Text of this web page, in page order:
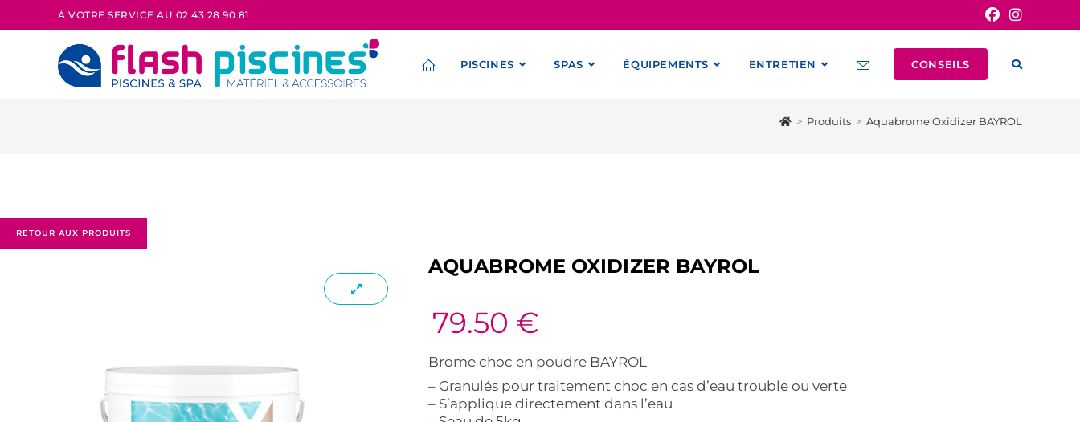
À VOTRE SERVICE AU 02 43 28 90 81
PISCINES SPAS ÉQUIPEMENTS ENTRETIEN CONSEILS
> Produits > Aquabrome Oxidizer BAYROL
AQUABROME OXIDIZER BAYROL
79.50 €
Brome choc en poudre BAYROL
– Granulés pour traitement choc en cas d’eau trouble ou verte
– S’applique directement dans l’eau